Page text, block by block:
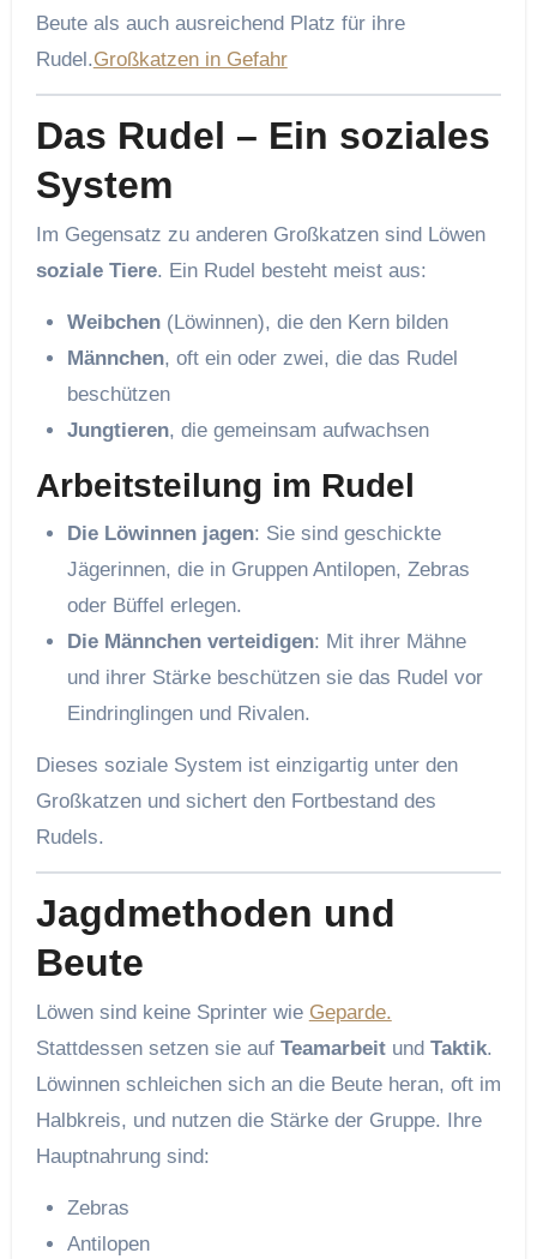
Beute als auch ausreichend Platz für ihre
Rudel.Großkatzen in Gefahr
Das Rudel – Ein soziales
System
Im Gegensatz zu anderen Großkatzen sind Löwen
soziale Tiere. Ein Rudel besteht meist aus:
Weibchen(Löwinnen), die den Kern bilden
Männchen, oft ein oder zwei, die das Rudel
beschützen
Jungtieren, die gemeinsam aufwachsen
Arbeitsteilung im Rudel
Die Löwinnen jagen: Sie sind geschickte
Jägerinnen, die in Gruppen Antilopen, Zebras
oder Büffel erlegen.
Die Männchen verteidigen: Mit ihrer Mähne
und ihrer Stärke beschützen sie das Rudel vor
Eindringlingen und Rivalen.
Dieses soziale System ist einzigartig unter den
Großkatzen und sichert den Fortbestand des
Rudels.
Jagdmethoden und
Beute
Löwen sind keine Sprinter wie Geparde.
Stattdessen setzen sie auf Teamarbeitund Taktik.
Löwinnen schleichen sich an die Beute heran, oft im
Halbkreis, und nutzen die Stärke der Gruppe. Ihre
Hauptnahrung sind:
Zebras
Antilopen